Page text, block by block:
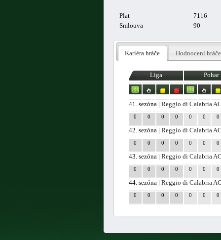
Plat
7116
Smlouva
90
Kariéra hráče Hodnocení hráče
Liga Pohar
41. sezóna |Reggio di Calabria
0 0 0 0 0 0 0
42. sezóna |Reggio di Calabria
0 0 0 0 0 0 0
43. sezóna |Reggio di Calabria
0 0 0 0 0 0 0
44. sezóna |Reggio di Calabria
0 0 0 0 0 0 0